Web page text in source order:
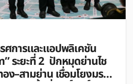
ศการและแอปพลิเคชัน
ระยะที่ 2 ปักหมุดย่านไช
ง–สามย่าน เชื่อมโยงมรดก